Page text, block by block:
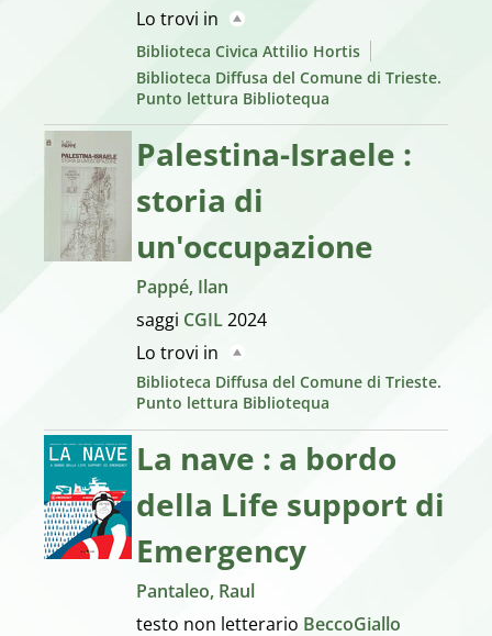
Lo trovi in
Biblioteca Civica Attilio Hortis
Biblioteca Diffusa del Comune di Trieste.
Punto lettura Bibliotequa
Palestina-Israele :
storia di
un'occupazione
Pappé, Ilan
saggi CGIL2024
Lo trovi in
Biblioteca Diffusa del Comune di Trieste.
Punto lettura Bibliotequa
La nave : a bordo
della Life support di
Emergency
Pantaleo, Raul
testo non letterario BeccoGiallo